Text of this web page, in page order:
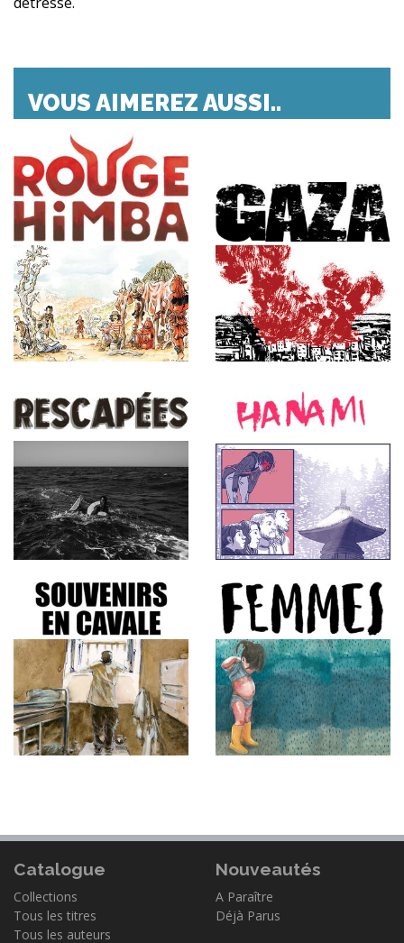
VOUS AIMEREZ AUSSI..
Catalogue
Collections
Tous les titres
Tous les auteurs
Nouveautés
A Paraître
Déjà Parus